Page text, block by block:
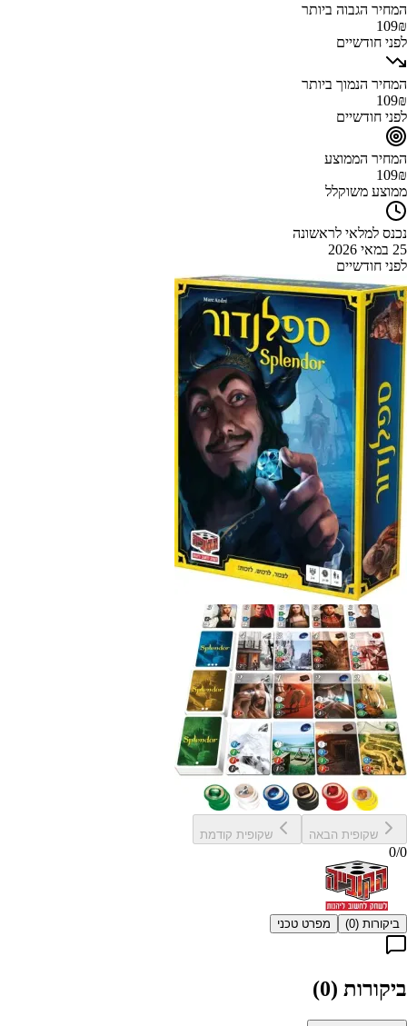
המחיר הגבוה ביותר
109₪
לפני חודשיים
המחיר הנמוך ביותר
109₪
לפני חודשיים
המחיר הממוצע
109₪
ממוצע משוקלל
נכנס למלאי לראשונה
25 במאי 2026
לפני חודשיים
שקופית הבאה שקופית קודמת
0/0
ביקורות (0
) מפרט טכני
ביקורות (0
)